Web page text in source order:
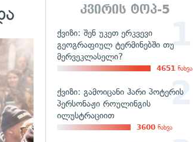
კვირის ტოპ-5
ქვიზი: შენ უკეთ ერკვევი
გეოგრაფიულ ტერმინებში თუ
მერვეკლასელი?
4651 ნახვა
ქვიზი: გამოიცანი ჰარი პოტერის
პერსონაჟი როულინგის
ილუსტრაციით
3600 ნახვა